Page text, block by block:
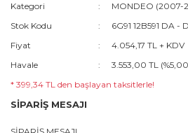
Kategori
MONDEO (2007-
Stok Kodu
6G91 12B591 DA -
Fiyat
4.054,17 TL + KDV
Havale
3.553,00 TL
* 399,34 TL den başlayan taksitlerle!
SİPARİŞ MESAJI